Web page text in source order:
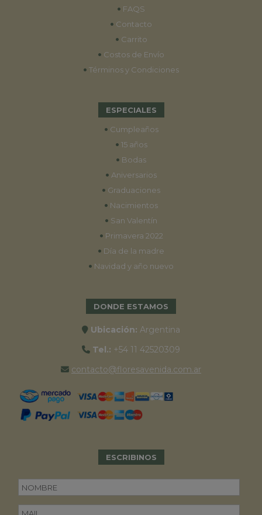
• FAQS
• Contacto
• Carrito
• Costos de Envío
• Términos y Condiciones
ESPECIALES
• Cumpleaños
• 15 años
• Bodas
• Aniversarios
• Graduaciones
• Nacimientos
• San Valentín
• Primavera 2022
• Día de la madre
• Navidad y año nuevo
DONDE ESTAMOS
Ubicación: Argentina
Tel.: +54 11 42520309
contacto@floresavenida.com.ar
ESCRIBINOS